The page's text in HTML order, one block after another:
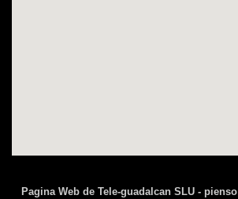
Pagina Web de Tele-guadalcan SLU -